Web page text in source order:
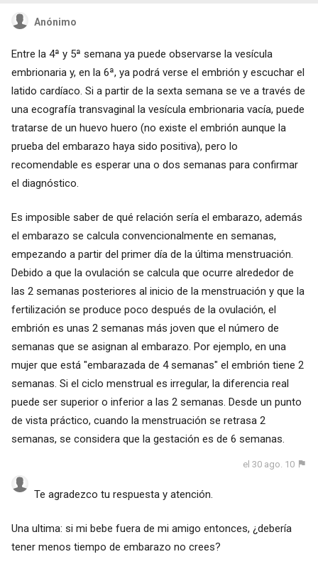
Anónimo
Entre la 4ª y 5ª semana ya puede observarse la vesícula
embrionaria y, en la 6ª, ya podrá verse el embrión y escuchar el
latido cardíaco. Si a partir de la sexta semana se ve a través de
una ecografía transvaginal la vesícula embrionaria vacía, puede
tratarse de un huevo huero (no existe el embrión aunque la
prueba del embarazo haya sido positiva), pero lo
recomendable es esperar una o dos semanas para confirmar
el diagnóstico.
Es imposible saber de qué relación sería el embarazo, además
el embarazo se calcula convencionalmente en semanas,
empezando a partir del primer día de la última menstruación.
Debido a que la ovulación se calcula que ocurre alrededor de
las 2 semanas posteriores al inicio de la menstruación y que la
fertilización se produce poco después de la ovulación, el
embrión es unas 2 semanas más joven que el número de
semanas que se asignan al embarazo. Por ejemplo, en una
mujer que está "embarazada de 4 semanas" el embrión tiene 2
semanas. Si el ciclo menstrual es irregular, la diferencia real
puede ser superior o inferior a las 2 semanas. Desde un punto
de vista práctico, cuando la menstruación se retrasa 2
semanas, se considera que la gestación es de 6 semanas.
el 30 ago. 10
Te agradezco tu respuesta y atención.
Una ultima: si mi bebe fuera de mi amigo entonces, ¿debería
tener menos tiempo de embarazo no crees?